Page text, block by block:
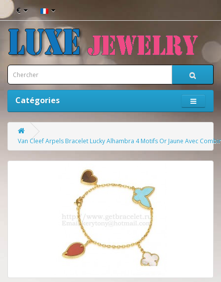
€
Catégories
Van Cleef Arpels Bracelet Lucky Alhambra 4 Motifs Or Jaune Avec